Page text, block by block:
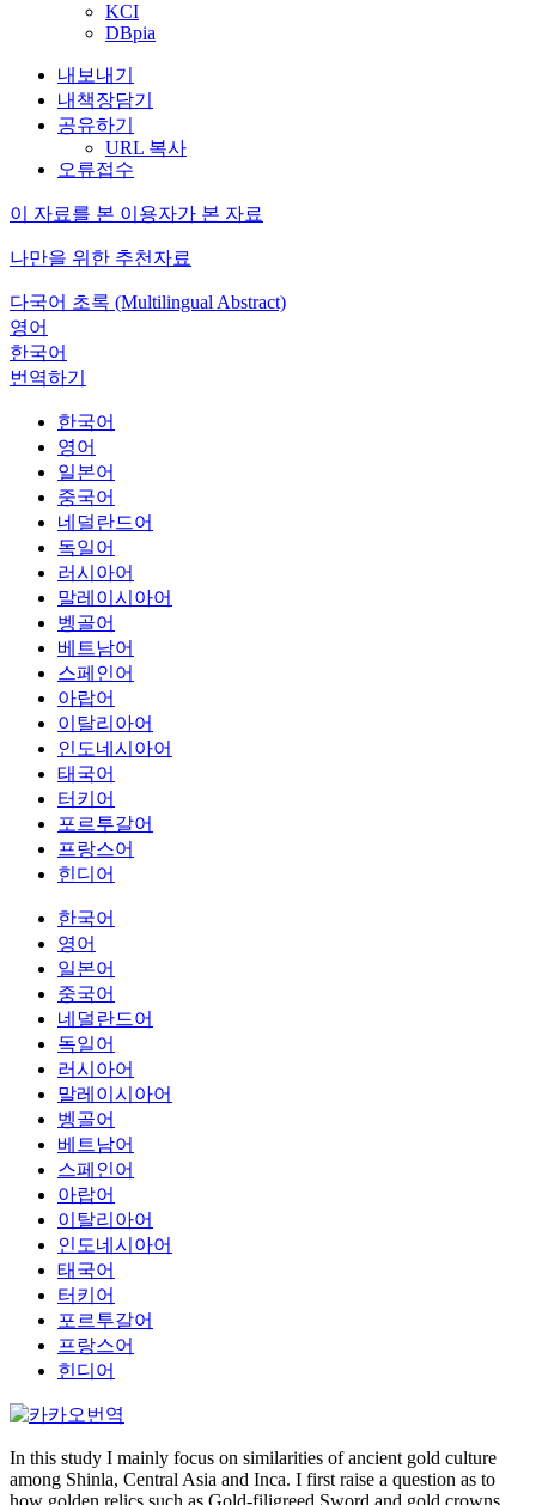
KCI
DBpia
내보내기
내책장담기
공유하기
URL 복사
오류접수
이 자료를 본 이용자가 본 자료
나만을 위한 추천자료
다국어 초록 (Multilingual Abstract)
영어
한국어
번역하기
한국어
영어
일본어
중국어
네덜란드어
독일어
러시아어
말레이시아어
벵골어
베트남어
스페인어
아랍어
이탈리아어
인도네시아어
태국어
터키어
포르투갈어
프랑스어
힌디어
한국어
영어
일본어
중국어
네덜란드어
독일어
러시아어
말레이시아어
벵골어
베트남어
스페인어
아랍어
이탈리아어
인도네시아어
태국어
터키어
포르투갈어
프랑스어
힌디어
In this study I mainly focus on similarities of ancient gold culture
among Shinla, Central Asia and Inca. I first raise a question as to
how golden relics such as Gold-filigreed Sword and gold crowns